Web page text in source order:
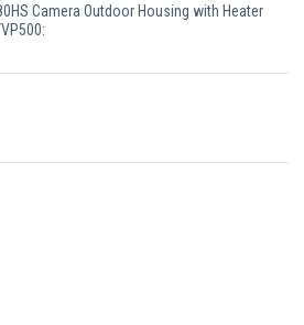
Camera Outdoor Housing with Heater